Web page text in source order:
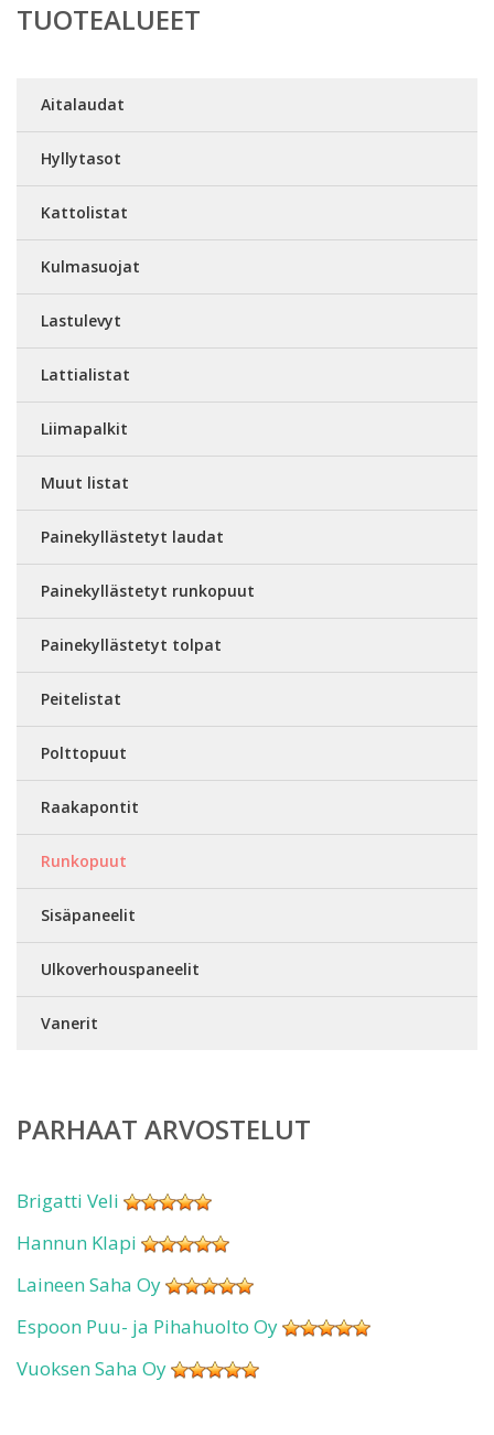
TUOTEALUEET
Aitalaudat
Hyllytasot
Kattolistat
Kulmasuojat
Lastulevyt
Lattialistat
Liimapalkit
Muut listat
Painekyllästetyt laudat
Painekyllästetyt runkopuut
Painekyllästetyt tolpat
Peitelistat
Polttopuut
Raakapontit
Runkopuut
Sisäpaneelit
Ulkoverhouspaneelit
Vanerit
PARHAAT ARVOSTELUT
Brigatti Veli
Hannun Klapi
Laineen Saha Oy
Espoon Puu- ja Pihahuolto Oy
Vuoksen Saha Oy